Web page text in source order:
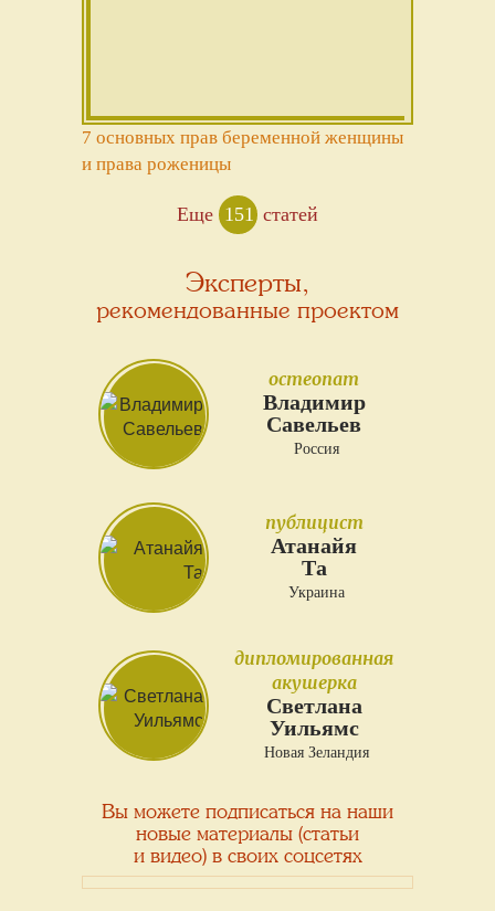
7 основных прав беременной женщины
и права роженицы
Еще 151 статей
Эксперты,
рекомендованные проектом
остеопат
Владимир
Савельев
Россия
публицист
Атанайя
Та
Украина
дипломированная
акушерка
Светлана
Уильямс
Новая Зеландия
Вы можете подписаться на наши
новые материалы (статьи
и видео) в своих соцсетях